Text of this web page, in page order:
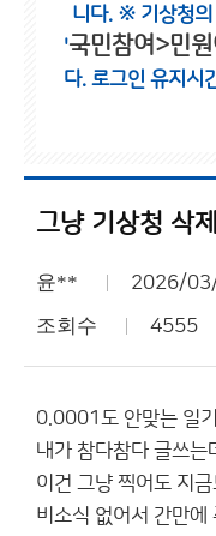
니다. ※ 기상청의
'국민참여>민원
다. 로그인 유지시
그냥 기상청 삭
윤** 2026/
조회수 4555
0.0001도 안맞는 일
내가 참다참다 글쓰는
이건 그냥 찍어도 지
비소식 없어서 간만에